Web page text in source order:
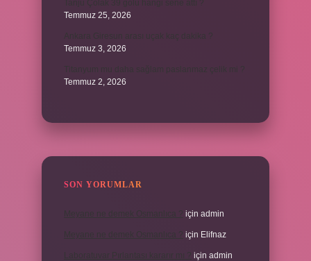
Temmuz 25, 2026
Temmuz 3, 2026
Titanyum mu daha sağlam paslanmaz çelik mi ?
Temmuz 2, 2026
SON YORUMLAR
için admin
için Elifnaz
için admin